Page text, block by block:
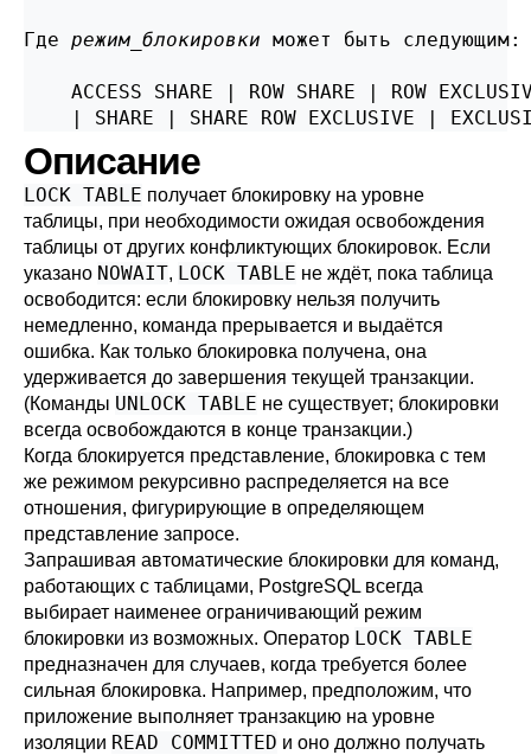
Где режим_блокировки может быть следующим:
ACCESS SHARE | ROW SHARE | ROW
| SHARE | SHARE ROW EXCLUSIVE |
Описание
LOCK TABLE получает блокировку на уровне
таблицы, при необходимости ожидая освобождения
таблицы от других конфликтующих блокировок. Если
указано NOWAIT, LOCK TABLE не ждёт, пока таблица
освободится: если блокировку нельзя получить
немедленно, команда прерывается и выдаётся
ошибка. Как только блокировка получена, она
удерживается до завершения текущей транзакции.
(Команды UNLOCK TABLE не существует; блокировки
всегда освобождаются в конце транзакции.)
Когда блокируется представление, блокировка с тем
же режимом рекурсивно распределяется на все
отношения, фигурирующие в определяющем
представление запросе.
Запрашивая автоматические блокировки для команд,
работающих с таблицами, PostgreSQL всегда
выбирает наименее ограничивающий режим
блокировки из возможных. Оператор LOCK TABLE
предназначен для случаев, когда требуется более
сильная блокировка. Например, предположим, что
приложение выполняет транзакцию на уровне
изоляции READ COMMITTED и оно должно получать